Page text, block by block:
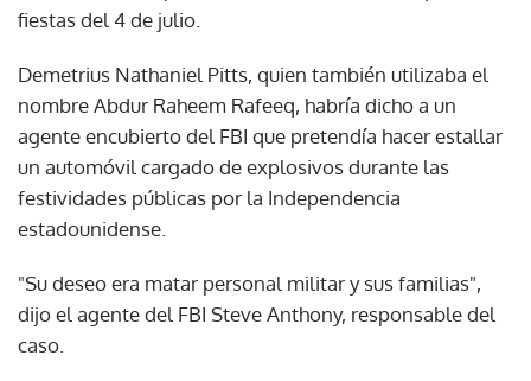
fiestas del 4 de julio.
Demetrius Nathaniel Pitts, quien también utilizaba el
nombre Abdur Raheem Rafeeq, habría dicho a un
agente encubierto del FBI que pretendía hacer estallar
un automóvil cargado de explosivos durante las
festividades públicas por la Independencia
estadounidense.
"Su deseo era matar personal militar y sus familias",
dijo el agente del FBI Steve Anthony, responsable del
caso.